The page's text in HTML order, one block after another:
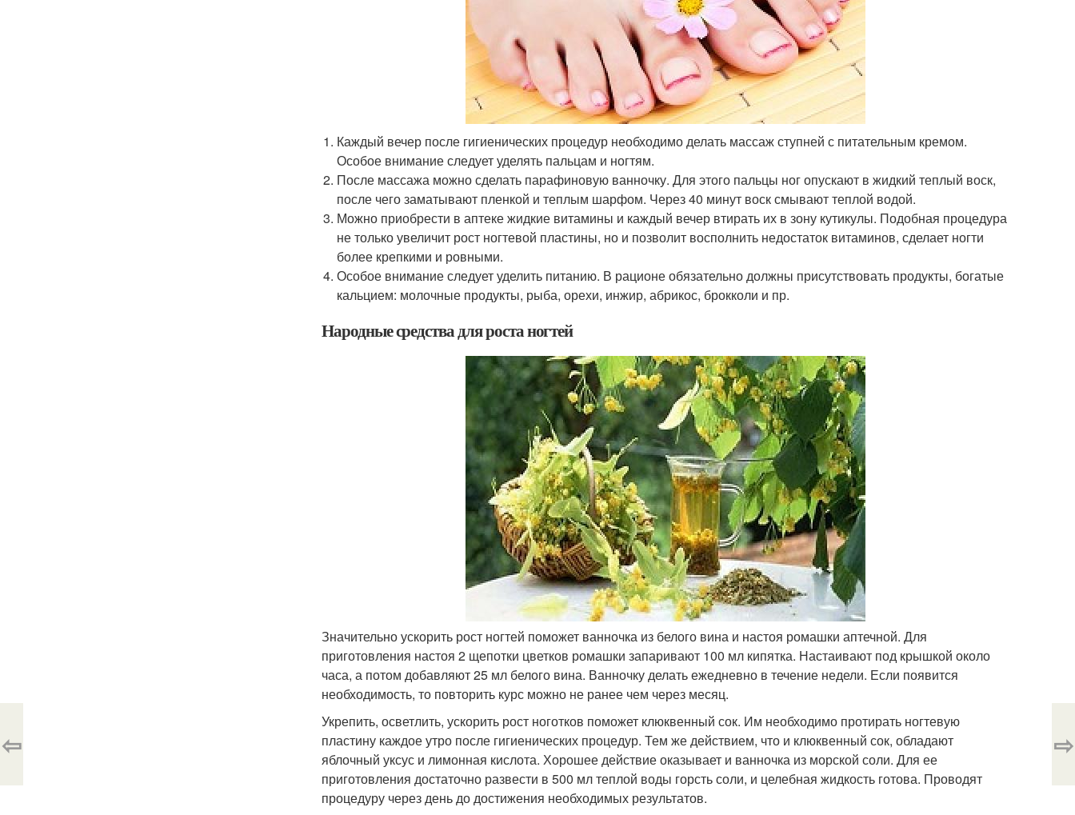
Каждый вечер после гигиенических процедур необходимо делать массаж ступней с питательным кремом.
Особое внимание следует уделять пальцам и ногтям.
После массажа можно сделать парафиновую ванночку. Для этого пальцы ног опускают в жидкий теплый воск,
после чего заматывают пленкой и теплым шарфом. Через 40 минут воск смывают теплой водой.
Можно приобрести в аптеке жидкие витамины и каждый вечер втирать их в зону кутикулы. Подобная процедура
не только увеличит рост ногтевой пластины, но и позволит восполнить недостаток витаминов, сделает ногти
более крепкими и ровными.
Особое внимание следует уделить питанию. В рационе обязательно должны присутствовать продукты, богатые
кальцием: молочные продукты, рыба, орехи, инжир, абрикос, брокколи и пр.
Народные средства для роста ногтей
Значительно ускорить рост ногтей поможет ванночка из белого вина и настоя ромашки аптечной. Для
приготовления настоя 2 щепотки цветков ромашки запаривают 100 мл кипятка. Настаивают под крышкой около
часа, а потом добавляют 25 мл белого вина. Ванночку делать ежедневно в течение недели. Если появится
необходимость, то повторить курс можно не ранее чем через месяц.
Укрепить, осветлить, ускорить рост ноготков поможет клюквенный сок. Им необходимо протирать ногтевую
пластину каждое утро после гигиенических процедур. Тем же действием, что и клюквенный сок, обладают
яблочный уксус и лимонная кислота. Хорошее действие оказывает и ванночка из морской соли. Для ее
приготовления достаточно развести в 500 мл теплой воды горсть соли, и целебная жидкость готова. Проводят
процедуру через день до достижения необходимых результатов.
⇦ ⇨